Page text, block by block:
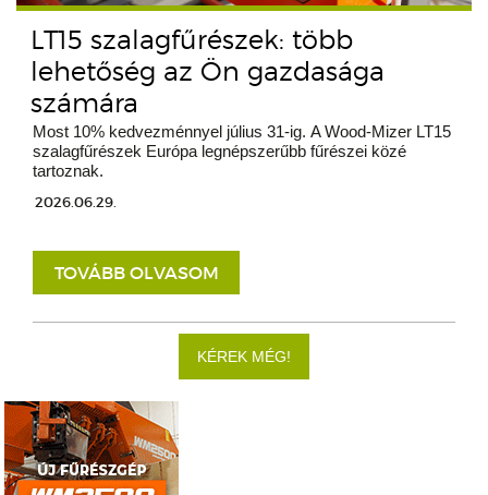
LT15 szalagfűrészek: több
lehetőség az Ön gazdasága
számára
Most 10% kedvezménnyel július 31-ig. A Wood-Mizer LT15
szalagfűrészek Európa legnépszerűbb fűrészei közé
tartoznak.
2026.06.29.
TOVÁBB OLVASOM
KÉREK MÉG!